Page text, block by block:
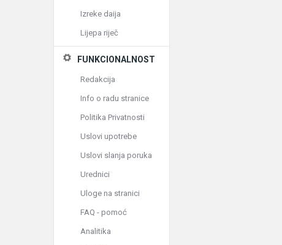
Izreke daija
Lijepa riječ
FUNKCIONALNOST
Redakcija
Info o radu stranice
Politika Privatnosti
Uslovi upotrebe
Uslovi slanja poruka
Urednici
Uloge na stranici
FAQ - pomoć
Analitika